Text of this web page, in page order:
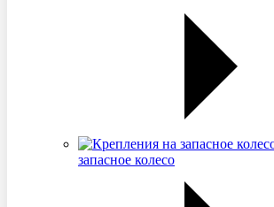
запасное колесо